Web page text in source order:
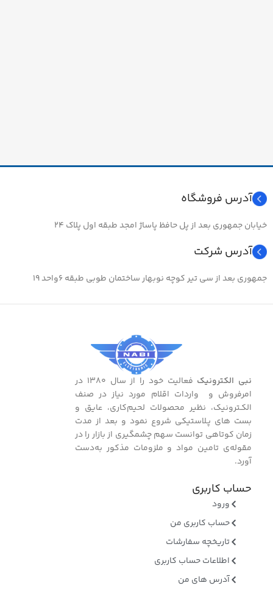
آدرس فروشگاه
خیابان جمهوری بعد از پل حافظ پاساژ امجد طبقه اول پلاک ۲۴
آدرس شرکت
جمهوری بعد از سی تیر کوچه نوبهار ساختمان طوبی طبقه ۶واحد ۱۹
نبی الکترونیک
فعالیت خود را از سال ۱۳۸۰ در
امرفروش و واردات اقلام مورد نیاز در صنف
الکـترونیک، نظیر محصولات لحیم‌کاری، عایق و
بست ‌های پـلاستیکی شروع نمود و بعد از مدت
زمان کوتاهی توانست سهم چشمگیری از بازار را در
مقوله‌ی تامین مواد و ملزومات مذکور به‌دست
آورد.
حساب کاربری
ورود
حساب کاربری من
تاریخچه سفارشات
اطلاعات حساب کاربری
آدرس های من